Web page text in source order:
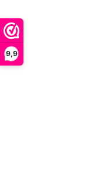
9,9